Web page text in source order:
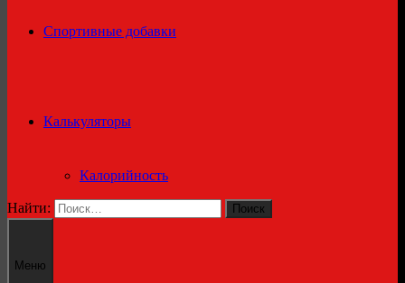
Спортивные добавки
Калькуляторы
Калорийность
Найти:
Меню